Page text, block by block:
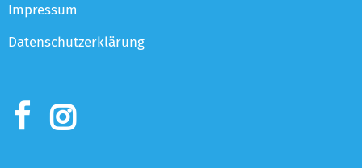
Impressum
Datenschutzerklärung